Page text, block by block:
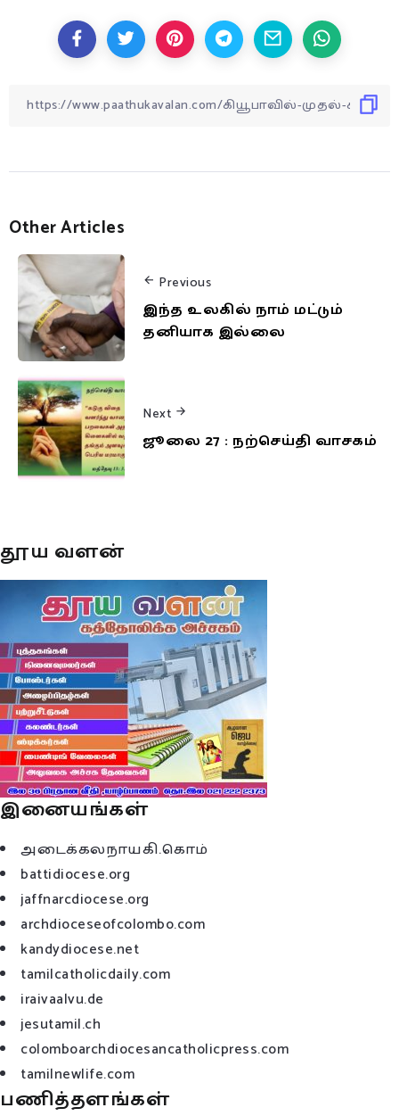
Other Articles
Previous
இந்த உலகில் நாம் மட்டும்
தனியாக இல்லை
Next
ஜூலை 27 : நற்செய்தி வாசகம்
தூய வளன்
இனையங்கள்
அடைக்கலநாயகி.கொம்
battidiocese.org
jaffnarcdiocese.org
archdioceseofcolombo.com
kandydiocese.net
tamilcatholicdaily.com
iraivaalvu.de
jesutamil.ch
colomboarchdiocesancatholicpress.com
tamilnewlife.com
பணித்தளங்கள்